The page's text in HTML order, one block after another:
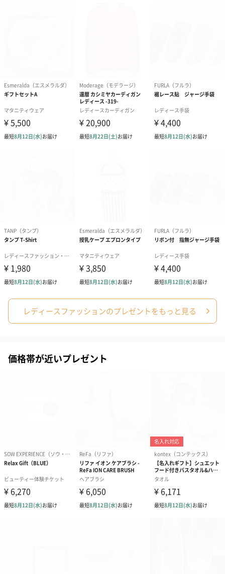
かき氷入浴剤4点セット
かき氷入浴剤4点セット
バスフラワー
ハンドタオル・ハンカチを同梱してお届けいたします。ギフトへ
の＋αにおすすめです。
フラッグカプセル：イ
フラッグカプセル：イ
ショートイン
レディースファッションのプレゼントをもっと見る
価格帯が近いプレゼント